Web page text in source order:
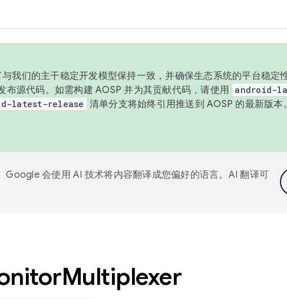
我们的主干稳定开发模型保持一致，并确保生态系统的平台稳定
布源代码。如需构建 AOSP 并为其贡献代码，请使用 android-
latest-release 清单分支将始终引用推送到 AOSP 的最新版
Google 会使用 AI 技术将内容翻译成您偏好的语言。AI 翻译可
Multiplexer